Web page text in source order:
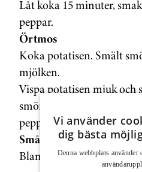
Låt koka 15 minuter,
peppar.
Örtmos
Koka potatisen. Smält
mjölken.
Vispa potatisen mjuk och
smör/mjölkblandningen.
peppar och persilja.
Småtomatsallad
Blanda alla
Vi använder
dig bästa
Denna webbplats